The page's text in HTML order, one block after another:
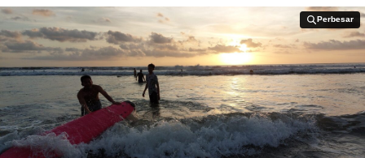
Perbesar
Perbesar